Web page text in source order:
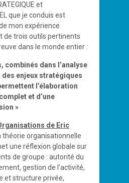
et
que je conduis est
mon expérience
de trois outils pertinents
dans le monde entier :
combinés dans l’analyse
des enjeux stratégiques
l’élaboration
et d’une
»
de Eric
théorie organisationnelle
une réflexion globale sur
de groupe : autorité du
gestion de l’activité,
et structure privée,